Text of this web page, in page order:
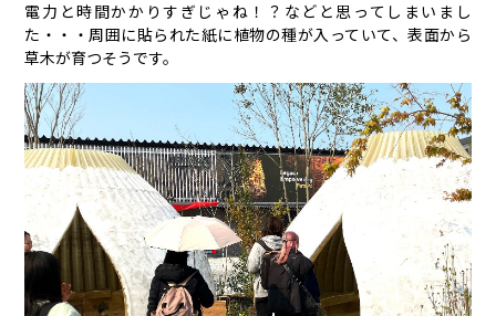
電力と時間かかりすぎじゃね！？などと思ってしまいまし
た・・・周囲に貼られた紙に植物の種が入っていて、表面から
草木が育つそうです。